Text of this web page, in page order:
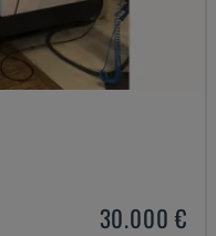
30.000 €